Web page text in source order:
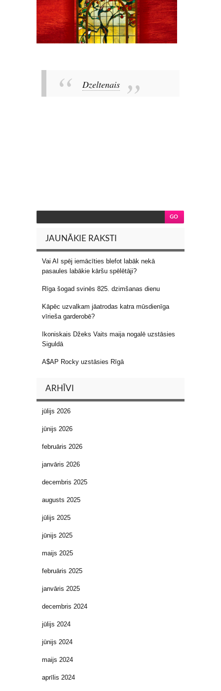
Dzeltenais
JAUNĀKIE RAKSTI
Vai AI spēj iemācīties blefot labāk nekā
pasaules labākie kāršu spēlētāji?
Rīga šogad svinēs 825. dzimšanas dienu
Kāpēc uzvalkam jāatrodas katra mūsdienīga
vīrieša garderobē?
Ikoniskais Džeks Vaits maija nogalē uzstāsies
Siguldā
A$AP Rocky uzstāsies Rīgā
ARHĪVI
jūlijs 2026
jūnijs 2026
februāris 2026
janvāris 2026
decembris 2025
augusts 2025
jūlijs 2025
jūnijs 2025
maijs 2025
februāris 2025
janvāris 2025
decembris 2024
jūlijs 2024
jūnijs 2024
maijs 2024
aprīlis 2024